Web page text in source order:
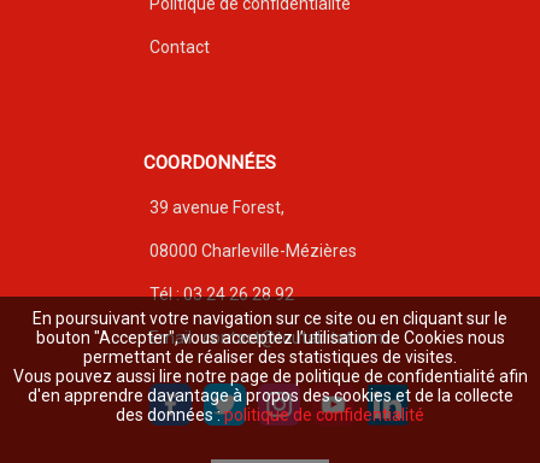
Contact
COORDONNÉES
39 avenue Forest,
08000 Charleville-Mézières
Tél : 03 24 26 28 92
Email : contact@toutabitat.com
En poursuivant votre navigation sur ce site ou en cliquant sur le
bouton "Accepter", vous acceptez l’utilisation de Cookies nous
permettant de réaliser des statistiques de visites.
Vous pouvez aussi lire notre page de politique de confidentialité afin
d'en apprendre davantage à propos des cookies et de la collecte
des données :politique de confidentialité